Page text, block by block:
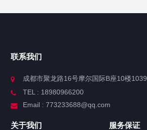
联系我们
成都市聚龙路16号摩尔国际B座10楼
TEL : 18980966200
Email : 773233688@qq.com
关于我们 服务保证